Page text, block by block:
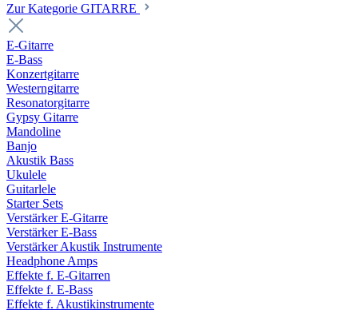
Zur Kategorie GITARRE
E-Gitarre
E-Bass
Konzertgitarre
Westerngitarre
Resonatorgitarre
Gypsy Gitarre
Mandoline
Banjo
Akustik Bass
Ukulele
Guitarlele
Starter Sets
Verstärker E-Gitarre
Verstärker E-Bass
Verstärker Akustik Instrumente
Headphone Amps
Effekte f. E-Gitarren
Effekte f. E-Bass
Effekte f. Akustikinstrumente